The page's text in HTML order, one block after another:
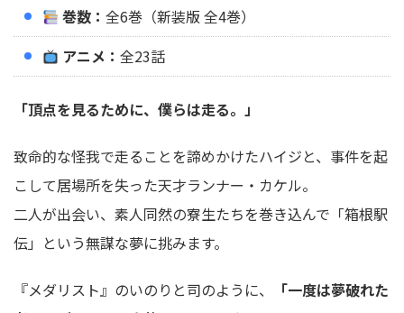
巻数：全6巻（新装版 全4巻）
アニメ：全23話
「頂点を見るために、僕らは走る。」
致命的な怪我で走ることを諦めかけたハイジと、事件を起
こして居場所を失った天才ランナー・カケル。
二人が出会い、素人同然の寮生たちを巻き込んで「箱根駅
伝」という無謀な夢に挑みます。
『メダリスト』のいのりと司のように、
「一度は夢破れた